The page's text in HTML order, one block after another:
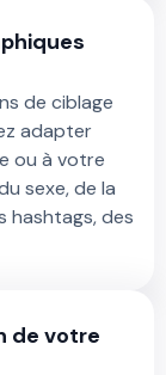
de ciblage
adapter
ou à votre
sexe, de la
hashtags, des
de votre